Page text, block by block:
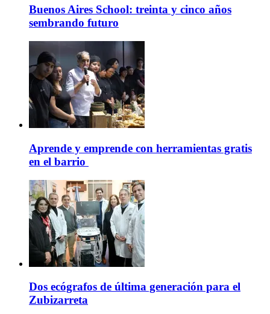
Buenos Aires School: treinta y cinco años
sembrando futuro
Aprende y emprende con herramientas gratis
en el barrio
Dos ecógrafos de última generación para el
Zubizarreta